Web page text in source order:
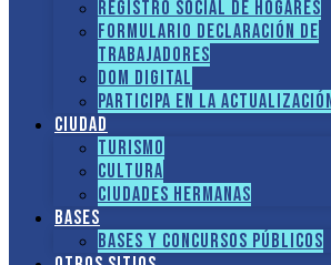
Registro social de hogares
FORMULARIO DECLARACIÓN DE
TRABAJADORES
DOM Digital
Participa en la
Ciudad
Turismo
Cultura
Ciudades hermanas
Bases
Bases y Concursos Públicos